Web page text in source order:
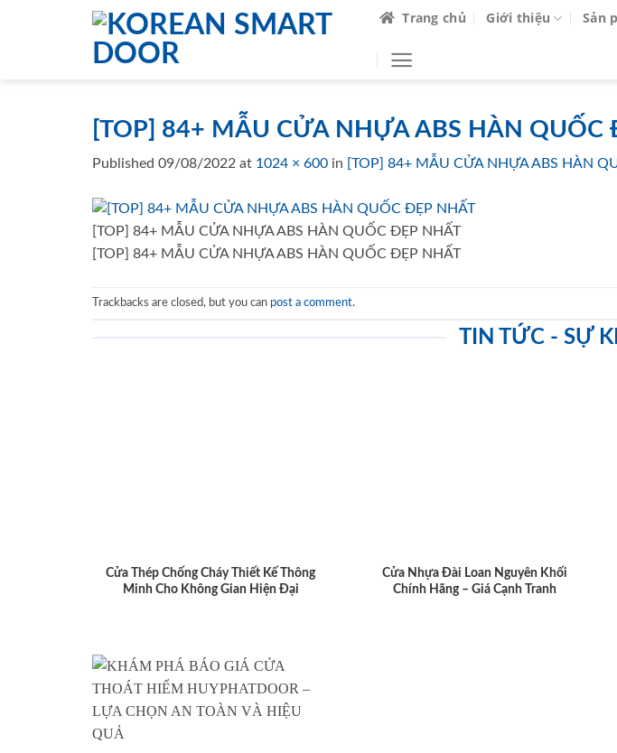
Trang chủ Giới thiệu Sản
[TOP] 84+ MẪU CỬA NHỰA ABS HÀN QUỐC
Published 09/08/2022 at 1024 × 600 in [TOP] 84+ MẪU CỬA NHỰA ABS HÀN
[TOP] 84+ MẪU CỬA NHỰA ABS HÀN QUỐC ĐẸP NHẤT
[TOP] 84+ MẪU CỬA NHỰA ABS HÀN QUỐC ĐẸP NHẤT
Trackbacks are closed, but you can post a comment.
TIN TỨC - SỰ
Cửa Thép Chống Cháy Thiết Kế Thông
Minh Cho Không Gian Hiện Đại
Cửa Nhựa Đài Loan Nguyên Khối
Chính Hãng – Giá Cạnh Tranh